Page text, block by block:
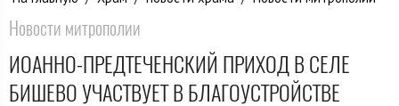
Новости митрополии
ИОАННО-ПРЕДТЕЧЕНСКИЙ ПРИХОД В СЕЛЕ
БИШЕВО УЧАСТВУЕТ В БЛАГОУСТРОЙСТВЕ